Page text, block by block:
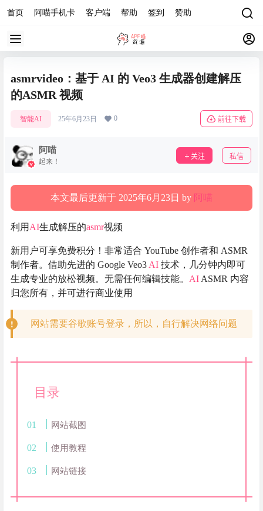
首页 阿喵手机卡 客户端 帮助 签到 赞助
asmrvideo：基于 AI 的 Veo3 生成器创建解压
的ASMR 视频
智能AI 25年6月23日 0 前往下载
阿喵
起来！
关注 私信
本文最后更新于 2025年6月23日 by 阿喵
利用 AI生成解压的asmr视频
新用户可享免费积分！非常适合 YouTube 创作者和 ASMR
制作者。借助先进的 Google Veo3 AI 技术，几分钟内即可
生成专业的放松视频。无需任何编辑技能。 AI ASMR 内容
归您所有，并可进行商业使用
网站需要谷歌账号登录，所以，自行解决网络问题
目录
网站截图
使用教程
网站链接